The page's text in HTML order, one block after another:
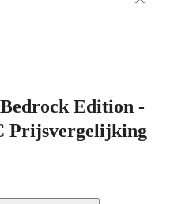
Edition -
Prijsvergelijking